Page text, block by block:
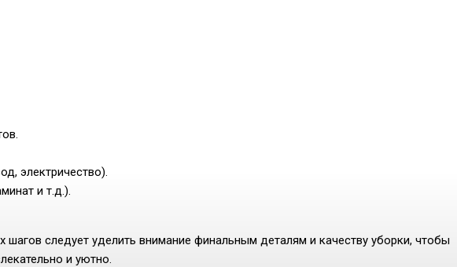
электричество).
и т.д.).
следует уделить внимание финальным деталям и качеству уборки, чтобы
и уютно.